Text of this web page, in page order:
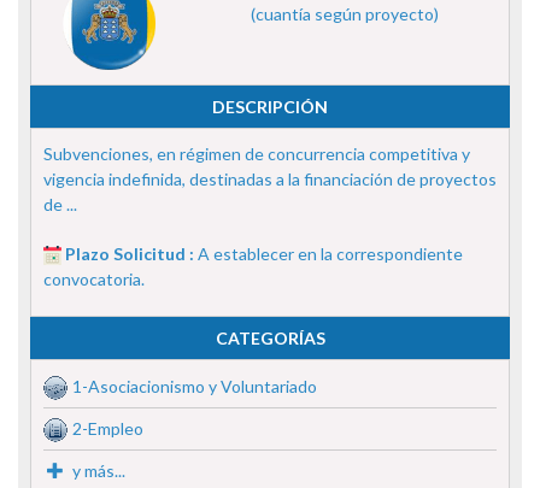
(cuantía según proyecto)
DESCRIPCIÓN
Subvenciones, en régimen de concurrencia competitiva y
vigencia indefinida, destinadas a la financiación de proyectos
de ...
Plazo Solicitud : A establecer en la correspondiente
convocatoria.
CATEGORÍAS
1-Asociacionismo y Voluntariado
2-Empleo
y más...